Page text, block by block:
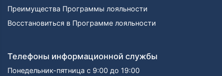
Преимущества Программы лояльности
Восстановиться в Программе лояльности
Телефоны информационной службы
Понедельник-пятница с 9:00 до 19:00